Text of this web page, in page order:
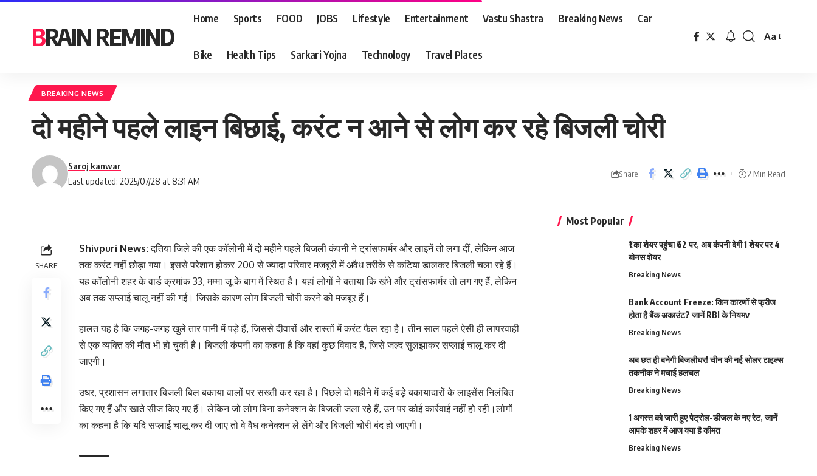
BRAIN REMIND
Home Sports FOOD JOBS Lifestyle Entertainment Vastu Shastra Breaking News Car
Bike Health Tips Sarkari Yojna Technology Travel Places
Font
Aa
BREAKING NEWS
दो महीने पहले लाइन बिछाई, करंट न आने से लोग कर रहे बिजली चोरी
Last updated: 2025/07/28 at 8:31 AM
Saroj kanwar
Share 2 Min Read
SHARE
Shivpuri News: दतिया जिले की एक कॉलोनी में दो महीने पहले बिजली कंपनी ने ट्रांसफार्मर और लाइनें तो लगा दीं, लेकिन आज
तक करंट नहीं छोड़ा गया। इससे परेशान होकर 200 से ज्यादा परिवार मजबूरी में अवैध तरीके से कटिया डालकर बिजली चला रहे हैं।
यह कॉलोनी शहर के वार्ड क्रमांक 33, मम्मा जू के बाग में स्थित है। यहां लोगों ने बताया कि खंभे और ट्रांसफार्मर तो लग गए हैं, लेकिन
अब तक सप्लाई चालू नहीं की गई। जिसके कारण लोग बिजली चोरी करने को मजबूर हैं।
हालत यह है कि जगह-जगह खुले तार पानी में पड़े हैं, जिससे दीवारों और रास्तों में करंट फैल रहा है। तीन साल पहले ऐसी ही लापरवाही
से एक व्यक्ति की मौत भी हो चुकी है। बिजली कंपनी का कहना है कि वहां कुछ विवाद है, जिसे जल्द सुलझाकर सप्लाई चालू कर दी
जाएगी।
उधर, प्रशासन लगातार बिजली बिल बकाया वालों पर सख्ती कर रहा है। पिछले दो महीने में कई बड़े बकायादारों के लाइसेंस निलंबित
किए गए हैं और खाते सीज किए गए हैं। लेकिन जो लोग बिना कनेक्शन के बिजली जला रहे हैं, उन पर कोई कार्रवाई नहीं हो रही।लोगों
का कहना है कि यदि सप्लाई चालू कर दी जाए तो वे वैध कनेक्शन ले लेंगे और बिजली चोरी बंद हो जाएगी।
Most Popular
₹1 का शेयर पहुंचा ₹62 पर, अब कंपनी देगी 1 शेयर पर 4
बोनस शेयर
Breaking News
Bank Account Freeze: किन कारणों से फ्रीज
होता है बैंक अकाउंट? जानें RBI के नियमv
Breaking News
अब छत ही बनेगी बिजलीघर! चीन की नई सोलर टाइल्स
तकनीक ने मचाई हलचल
Breaking News
1 अगस्त को जारी हुए पेट्रोल-डीजल के नए रेट, जानें
आपके शहर में आज क्या है कीमत
Breaking News